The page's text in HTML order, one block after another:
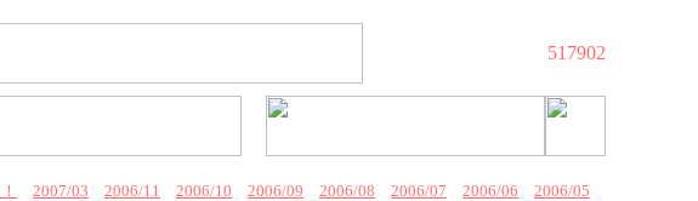
517902
2007/03 2006/11 2006/10 2006/09 2006/08 2006/07 2006/06
2006/05